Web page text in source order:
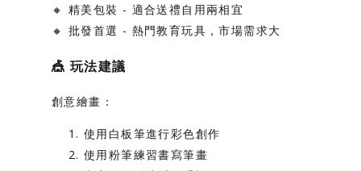
🔸 精美包裝 - 適合送禮自用兩相宜
🔸 批發首選 - 熱門教育玩具，市場需求大
🎪 玩法建議
創意繪畫：
使用白板筆進行彩色創作
使用粉筆練習書寫筆畫